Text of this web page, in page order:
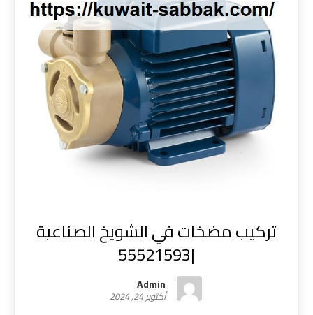
تركيب مضخات في الشويخ الصناعية
|55521593
Admin
أكتوبر 24, 2024